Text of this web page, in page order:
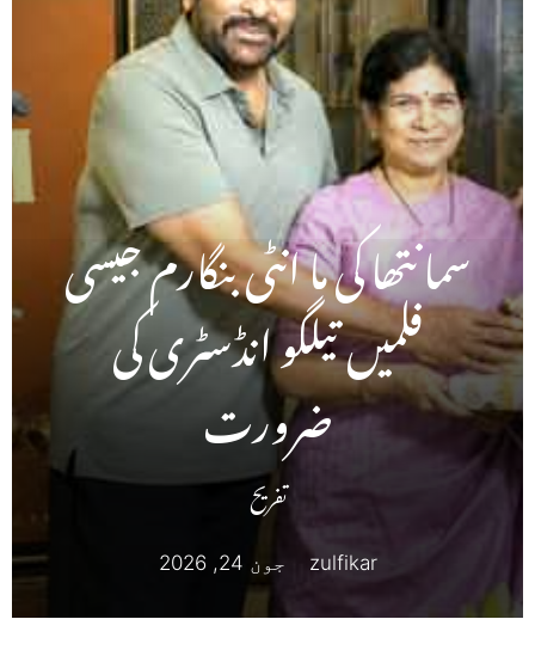
سمانتھا کی ما انٹی بنگارم جیسی
فلمیں تیلگو انڈسٹری کی
ضرورت
تفریح
zulfikar جون 24, 2026